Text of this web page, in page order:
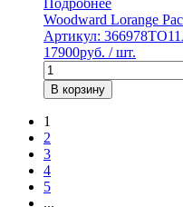
Подробнее
Woodward Lorange
Артикул:
17900руб. / шт.
В корзину
1
2
3
4
5
...